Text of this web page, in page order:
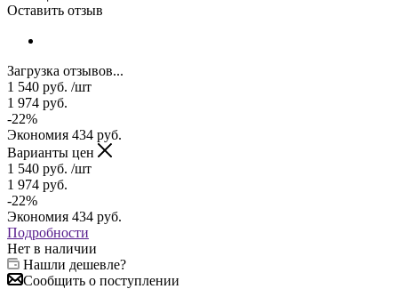
Оставить отзыв
Загрузка отзывов...
1 540 руб. /шт
1 974 руб.
-22%
Экономия 434 руб.
Варианты цен
1 540 руб. /шт
1 974 руб.
-22%
Экономия 434 руб.
Подробности
Нет в наличии
Нашли дешевле?
Сообщить о поступлении